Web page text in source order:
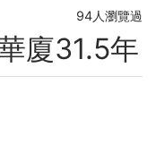
94人瀏覽過
廈31.5年